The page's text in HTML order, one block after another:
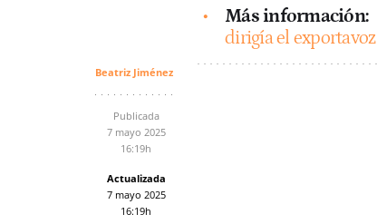
Más información:
dirigía el
Beatriz Jiménez
Publicada
7 mayo 2025
16:19h
Actualizada
7 mayo 2025
16:19h